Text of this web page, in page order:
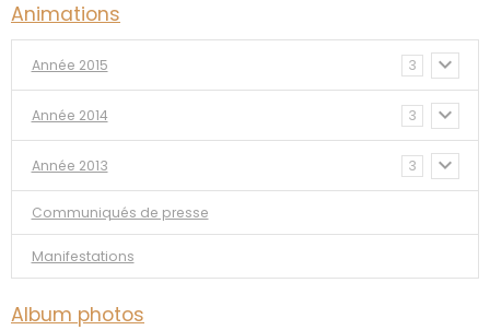
Animations
Année 2015 3
Année 2014 3
Année 2013 3
Communiqués de presse
Manifestations
Album photos